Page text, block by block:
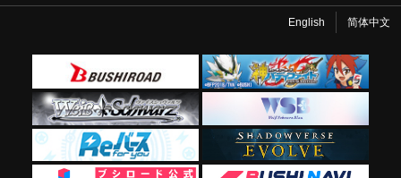
English 简体中文